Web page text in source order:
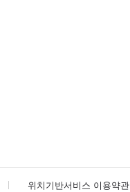
위치기반서비스 이용약관